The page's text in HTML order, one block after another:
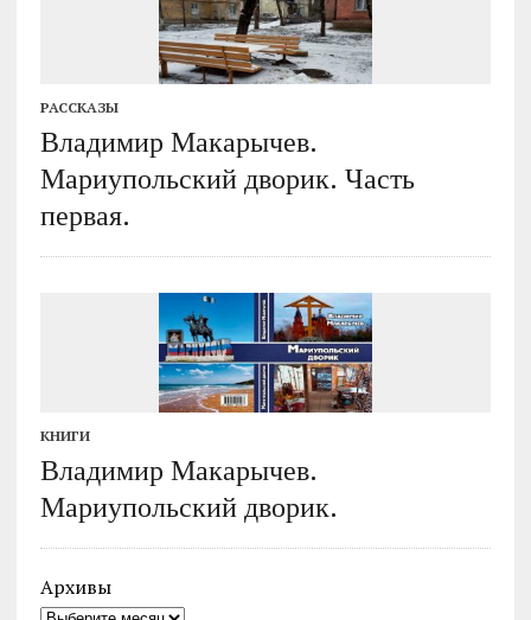
РАССКАЗЫ
Владимир Макарычев.
Мариупольский дворик. Часть
первая.
КНИГИ
Владимир Макарычев.
Мариупольский дворик.
Архивы